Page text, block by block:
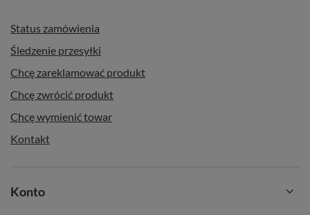
Status zamówienia
Śledzenie przesyłki
Chcę zareklamować produkt
Chcę zwrócić produkt
Chcę wymienić towar
Kontakt
Konto